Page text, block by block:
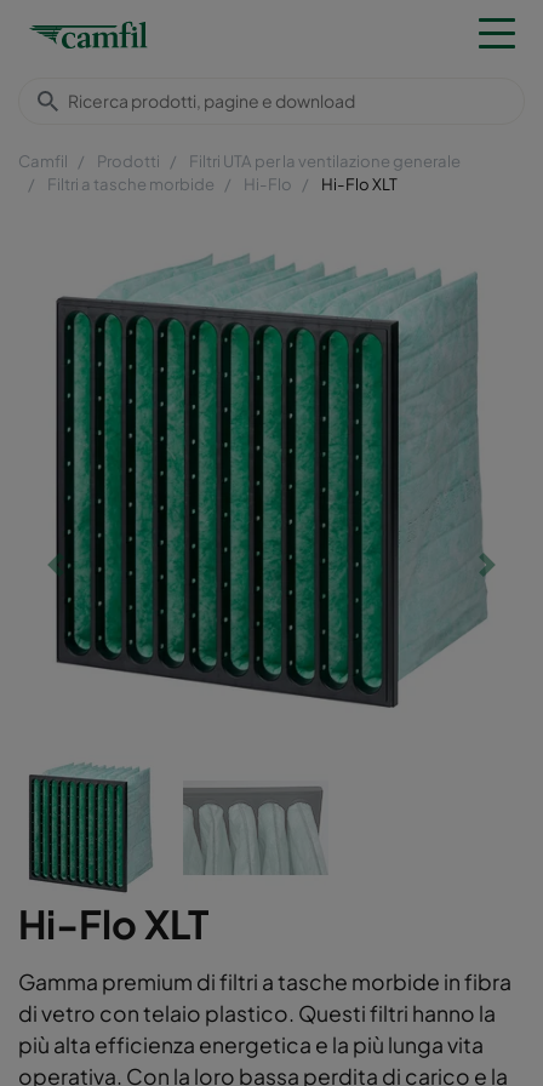
Camfil Prodotti
Filtri UTA per la ventilazione generale
Filtri a tasche morbide
Hi-Flo Hi-Flo XLT
Hi-Flo XLT
Gamma premium di filtri a tasche morbide in fibra
di vetro con telaio plastico. Questi filtri hanno la
più alta efficienza energetica e la più lunga vita
operativa. Con la loro bassa perdita di carico e la